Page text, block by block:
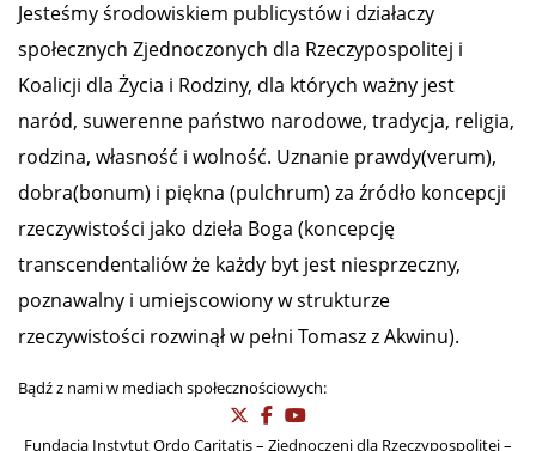
Bądź na bieżąco!
Zapisz się do naszego Newslettera
Witamy na portaluŻycie.info
Jesteśmy środowiskiem publicystów i działaczy
społecznych Zjednoczonych dla Rzeczypospolitej i
Koalicji dla Życia i Rodziny, dla których ważny jest